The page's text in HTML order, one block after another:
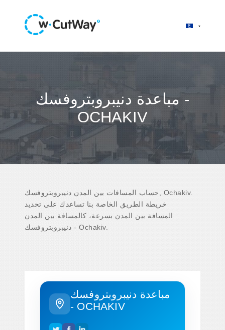
مباعدة دنيبروبتروفسك -
OCHAKIV
حساب المسافات بين المدن دنيبروبتروفسك, Ochakiv.
خريطة الطريق الخاصة بنا تساعدك على تحديد
المسافة بين المدن بسرعة، كالمسافة بين المدن
دنيبروبتروفسك - Ochakiv.
مباعدة دنيبروبتروفسك
- OCHAKIV